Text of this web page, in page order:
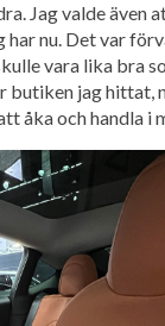
Jag valde även
nu. Det var
vara lika bra
butiken jag hittat,
åka och handla i